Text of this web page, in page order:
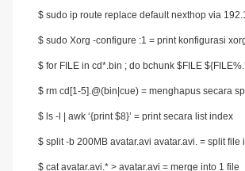
$ sudo ip route replace default nexthop via
$ sudo Xorg -configure :1 = print konfigurasi
$ for FILE in cd*.bin ; do bchunk $FILE
$ rm cd[1-5].@(bin|cue) = menghapus secara
$ ls -l | awk ‘{print $8}’ = print secara list index
$ split -b 200MB avatar.avi avatar.avi. = split file
$ cat avatar.avi.* > avatar.avi = merge into 1 file